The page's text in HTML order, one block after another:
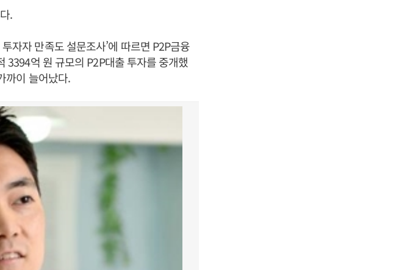
.
자자 만족도 설문조사’에 따르면 P2P금융
3394억 원 규모의 P2P대출 투자를 중개했
까이 늘어났다.